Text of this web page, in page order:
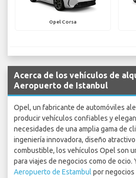
Opel Corsa
Acerca de los vehículos de
Aeropuerto de Istanbul
Opel, un fabricante de automóviles
producir vehículos confiables y
necesidades de una amplia gama de
ingeniería innovadora, diseño
combustible, los vehículos Opel son
para viajes de negocios como de ocio.
Aeropuerto de Estambul por negocios